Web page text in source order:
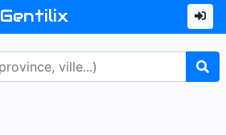
Gentilix